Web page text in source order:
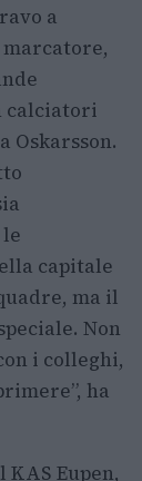
a
marcatore,
calciatori
Oskarsson.
capitale
ma il
Non
i colleghi,
ha
Eupen,